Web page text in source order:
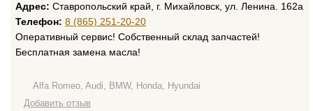
Адрес: Ставропольский край, г. Михайловск, ул. Ленина. 162а
Телефон: 8 (865) 251-20-20
Оперативный сервис! Собственный склад запчастей!
Бесплатная замена масла!
Alfa Romeo, Audi, BMW, Honda, Hyundai
Добавить отзыв